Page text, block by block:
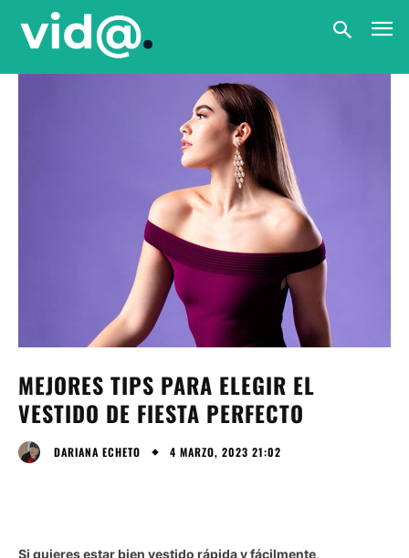
MEJORES TIPS PARA ELEGIR EL
VESTIDO DE FIESTA PERFECTO
DARIANA ECHETO 4 MARZO, 2023 21:02
Si quieres estar bien vestido rápida y fácilmente,